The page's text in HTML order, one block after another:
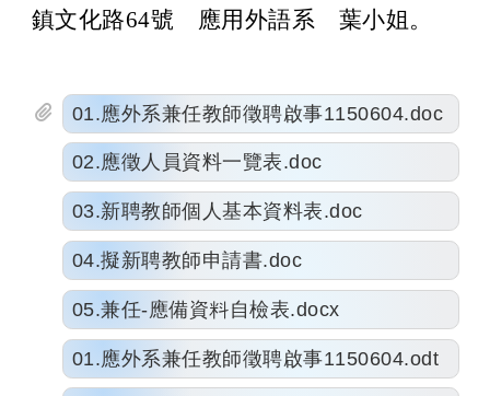
鎮文化路64號 應用外語系 葉小姐。
01.應外系兼任教師徵聘啟事1150604.doc
02.應徵人員資料一覽表.doc
03.新聘教師個人基本資料表.doc
04.擬新聘教師申請書.doc
05.兼任-應備資料自檢表.docx
01.應外系兼任教師徵聘啟事1150604.odt